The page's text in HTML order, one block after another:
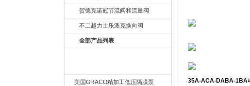
贺德克诺冠节流阀和流量阀
不二越力士乐派克换向阀
全部产品列表
美国GRACO精加工低压隔膜泵 35A-ACA-DABA-1BA